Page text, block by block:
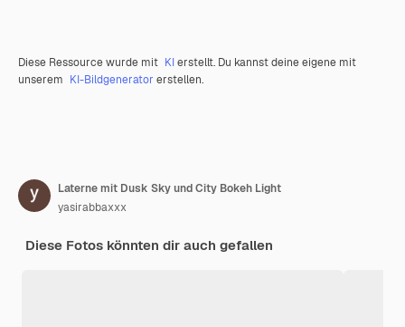
Diese Ressource wurde mit KIerstellt. Du kannst deine eigene mit
unserem KI-Bildgenerator erstellen.
Laterne mit Dusk Sky und City Bokeh Light
yasirabbaxxx
Diese Fotos könnten dir auch gefallen